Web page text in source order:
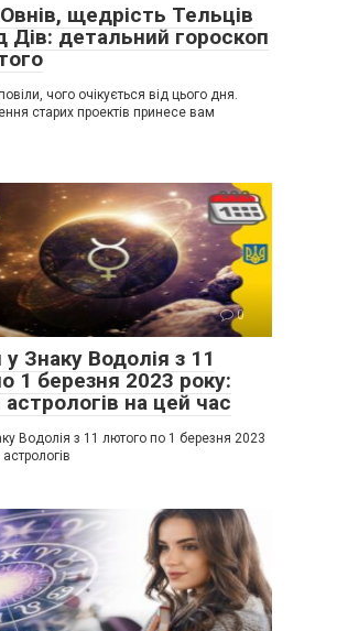
щедрість Тельців
Дів: детальний гороскоп
чого очікується від цього дня.
старих проектів принесе вам
0
у Знаку Водолія з 11
1 березня 2023 року:
астрологів на цей час
Водолія з 11 лютого по 1 березня 2023